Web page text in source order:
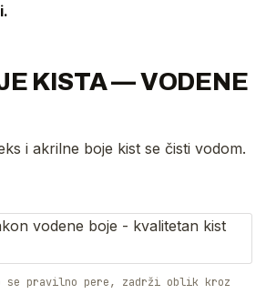
KISTA — VODENE
i akrilne boje kist se čisti vodom.
pravilno pere, zadrži oblik kroz